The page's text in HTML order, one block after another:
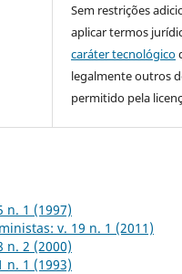
Sem restrições
aplicar termos
caráter tecnológico
legalmente outros
permitido pela
n. 1 (1997)
v. 19 n. 1 (2011)
n. 2 (2000)
n. 1 (1993)